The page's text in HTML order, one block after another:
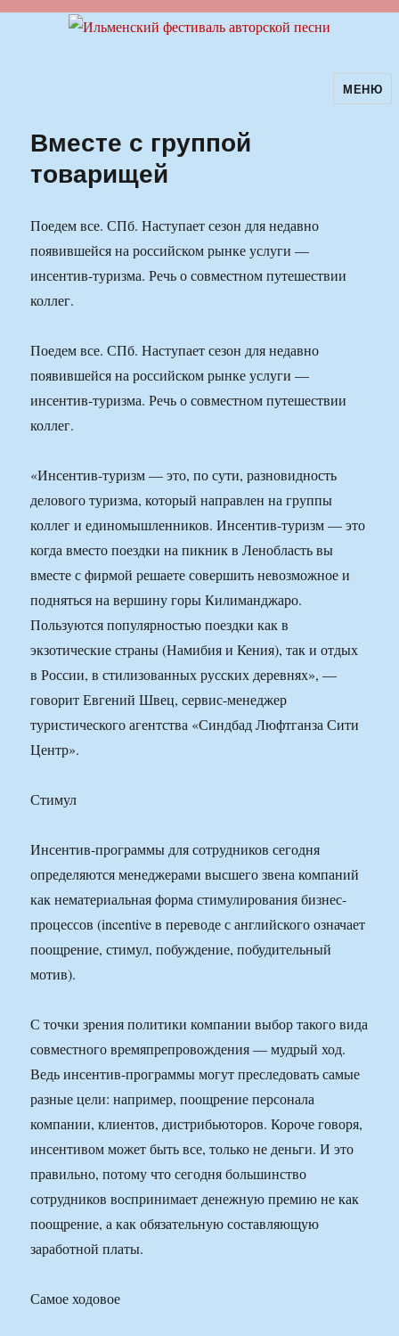
Ильменский фестиваль авторскойМЕНЮ
Вместе с группой
товарищей
Поедем все. СПб. Наступает сезон для недавно
появившейся на российском рынке услуги —
инсентив-туризма. Речь о совместном путешествии
коллег.
Поедем все. СПб. Наступает сезон для недавно
появившейся на российском рынке услуги —
инсентив-туризма. Речь о совместном путешествии
коллег.
«Инсентив-туризм — это, по сути, разновидность
делового туризма, который направлен на группы
коллег и единомышленников. Инсентив-туризм — это
когда вместо поездки на пикник в Ленобласть вы
вместе с фирмой решаете совершить невозможное и
подняться на вершину горы Килиманджаро.
Пользуются популярностью поездки как в
экзотические страны (Намибия и Кения), так и отдых
в России, в стилизованных русских деревнях», —
говорит Евгений Швец, сервис-менеджер
туристического агентства «Синдбад Люфтганза Сити
Центр».
Стимул
Инсентив-программы для сотрудников сегодня
определяются менеджерами высшего звена компаний
как нематериальная форма стимулирования бизнес-
процессов (incentive в переводе с английского означает
поощрение, стимул, побуждение, побудительный
мотив).
С точки зрения политики компании выбор такого вида
совместного времяпрепровождения — мудрый ход.
Ведь инсентив-программы могут преследовать самые
разные цели: например, поощрение персонала
компании, клиентов, дистрибьюторов. Короче говоря,
инсентивом может быть все, только не деньги. И это
правильно, потому что сегодня большинство
сотрудников воспринимает денежную премию не как
поощрение, а как обязательную составляющую
заработной платы.
Самое ходовое